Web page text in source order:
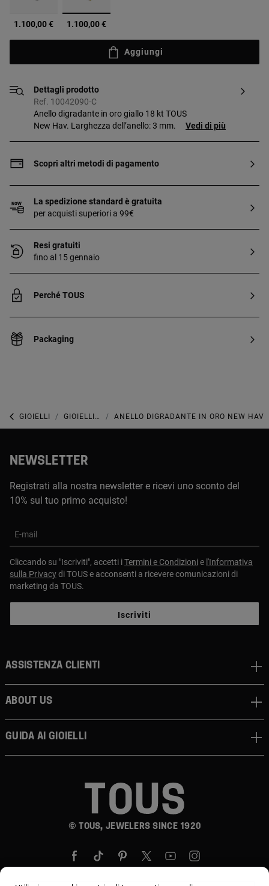
1.100,00 € selezionato
1.100,00 €
Aggiungi
Dettagli prodotto
Ref. 10042090-C
Anello digradante in oro giallo 18 kt TOUS
New Hav. Larghezza dell’anello: 3 mm.
Vedi di più
Scopri altri metodi di pagamento
La spedizione standard è gratuita
per acquisti superiori a 99€
Resi gratuiti
fino al 15 gennaio
Perché TOUS
Packaging
GIOIELLI GIOIELLI IN ORO ANELLO DIGRADANTE IN ORO NEW HAV
NEWSLETTER
Registrati alla nostra newsletter e ricevi uno sconto del
10% sul tuo primo acquisto!
E-mail
Cliccando su "Iscriviti", accetti iTermini e Condizionie l'Informativa
sulla Privacydi TOUS e acconsenti a ricevere comunicazioni di
marketing da TOUS.
Iscriviti
© TOUS, JEWELERS SINCE 1920
Assistenza clienti
About us
Guida ai gioielli